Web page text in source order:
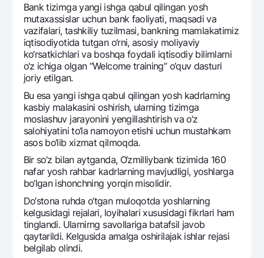
Bank tizimga yangi ishga qabul qilingan yosh
mutaxassislar uchun bank faoliyati, maqsadi va
vazifalari, tashkiliy tuzilmasi, bankning mamlakatimiz
iqtisodiyotida tutgan o‘rni, asosiy moliyaviy
ko‘rsatkichlari va boshqa foydali iqtisodiy bilimlarni
o‘z ichiga olgan “Welcome training” o‘quv dasturi
joriy etilgan.
Bu esa yangi ishga qabul qilingan yosh kadrlarning
kasbiy malakasini oshirish, ularning tizimga
moslashuv jarayonini yengillashtirish va o‘z
salohiyatini to‘la namoyon etishi uchun mustahkam
asos bo‘lib xizmat qilmoqda.
Bir so‘z bilan aytganda, O‘zmilliybank tizimida 160
nafar yosh rahbar kadrlarning mavjudligi, yoshlarga
bo‘lgan ishonchning yorqin misolidir.
Do‘stona ruhda o‘tgan muloqotda yoshlarning
kеlgusidagi rеjalari, loyihalari xususidagi fikrlari ham
tinglandi. Ularnirng savollariga batafsil javob
qaytarildi. Kеlgusida amalga oshirilajak ishlar rеjasi
bеlgilab olindi.